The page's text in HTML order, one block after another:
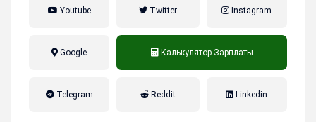
Youtube Twitter Instagram
Google Калькулятор Зарплаты
Telegram Reddit Linkedin